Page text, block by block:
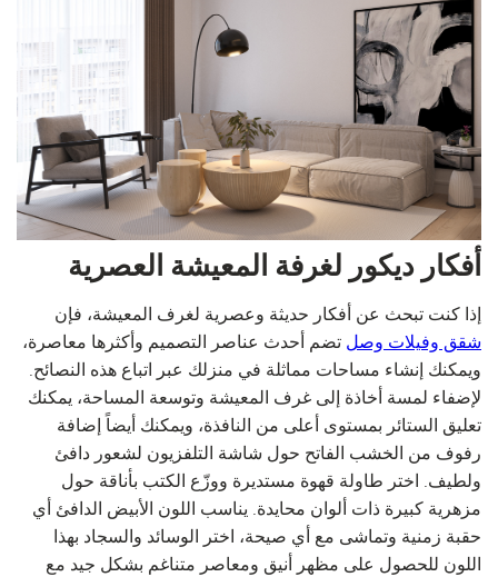
أفكار ديكور لغرفة المعيشة العصرية
إذا كنت تبحث عن أفكار حديثة وعصرية لغرف المعيشة، فإن
شقق وفيلات وصل تضم أحدث عناصر التصميم وأكثرها معاصرة،
ويمكنك إنشاء مساحات مماثلة في منزلك عبر اتباع هذه النصائح.
لإضفاء لمسة أخاذة إلى غرف المعيشة وتوسعة المساحة، يمكنك
تعليق الستائر بمستوى أعلى من النافذة، ويمكنك أيضاً إضافة
رفوف من الخشب الفاتح حول شاشة التلفزيون لشعور دافئ
ولطيف. اختر طاولة قهوة مستديرة ووزّع الكتب بأناقة حول
مزهرية كبيرة ذات ألوان محايدة. يناسب اللون الأبيض الدافئ أي
حقبة زمنية وتماشى مع أي صيحة، اختر الوسائد والسجاد بهذا
اللون للحصول على مظهر أنيق ومعاصر متناغم بشكل جيد مع